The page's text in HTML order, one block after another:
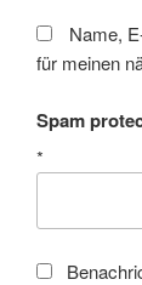
Name,
für meinen
Spam
*